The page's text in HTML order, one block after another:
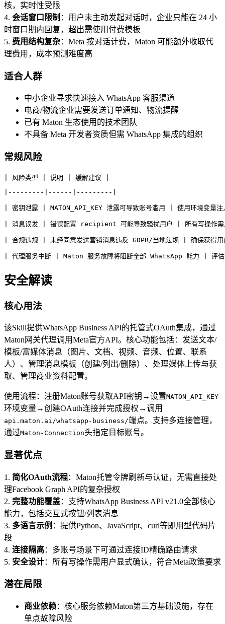
核，实时性受限
4. 会话窗口限制 ：用户未主动发起对话时，企业只能在 24 小
时窗口期内回复，超出需使用付费模板
5. 费用结构复杂：Meta 按对话计费，Maton 可能额外收取代
理费用，成本预测难度高
适合人群
中小企业寻求快速接入 WhatsApp 客服渠道
电商/物流企业需要发送订单通知、物流提醒
已有 Maton 生态使用的技术团队
不具备 Meta 开发者资质但需 WhatsApp 集成的组织
常规风险
| 风险类型 | 说明 | 缓解建议 |
|---------|------|---------|
| 密钥泄露 | MATON_API_KEY 泄露可导致账号滥用 | 使用环境变量
| 消息误发 | 错误配置 recipient 可能导致骚扰用户 | 所有写操作需
| 合规违规 | 未经同意发送营销消息违反 GDPR/当地法规 | 确保获
| 代理服务中断 | Maton 服务故障将阻断全部 WhatsApp 能力 | 评
安全解读
核心用法
该Skill提供WhatsApp Business API的托管式OAuth集成，通过
Maton网关代理调用Meta官方API。核心功能包括：发送文本/
模板/富媒体消息（图片、文档、视频、音频、位置、联系
人）、管理消息模板（创建/列出/删除）、处理媒体上传与获
取、管理商业资料配置。
使用流程：注册Maton账号获取API密钥→设置MATON_API_KEY
环境变量→创建OAuth连接并完成授权→调用
api.maton.ai/whatsapp-business/端点。支持多连接管理，
通过Maton-Connection头指定目标账号。
显著优点
1. 简化OAuth流程：Maton托管令牌刷新与认证，无需直接处
理Facebook Graph API的复杂授权
2. 完整功能覆盖：支持WhatsApp Business API v21.0全部核心
能力，包括交互式按钮/列表消息
3. 多语言示例 ：提供Python、JavaScript、curl等即用型代码片
段
4. 连接隔离：多账号场景下可通过连接ID精确路由请求
5. 安全设计：所有写操作需用户显式确认，符合Meta政策要求
潜在局限
商业依赖：核心服务依赖Maton第三方基础设施，存在
单点故障风险